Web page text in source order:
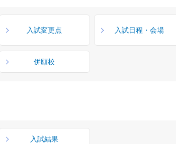
入試変更点 入試日程・会場
併願校
入試結果